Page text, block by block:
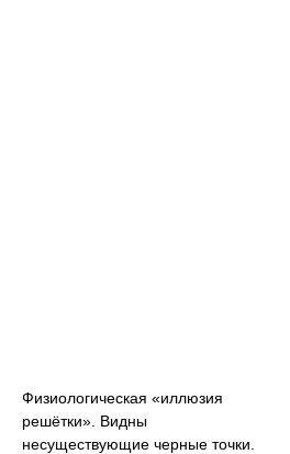
Физиологическая «иллюзия
решётки». Видны
несуществующие черные точки.